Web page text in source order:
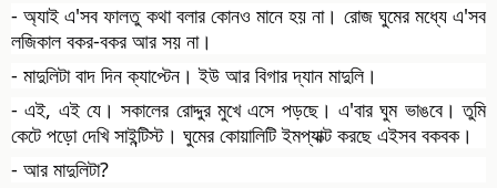
- অ্যাই এ'সব ফালতু কথা বলার কোনও মানে হয় না। রোজ ঘুমের মধ্যে এ'সব
লজিকাল বকর-বকর আর সয় না।
- মাদুলিটা বাদ দিন ক্যাপ্টেন। ইউ আর বিগার দ্যান মাদুলি।
- এই, এই যে। সকালের রোদ্দুর মুখে এসে পড়ছে। এ'বার ঘুম ভাঙবে। তুমি
কেটে পড়ো দেখি সাইন্টিস্ট। ঘুমের কোয়ালিটি ইমপ্যাক্ট করছে এইসব বকবক।
- আর মাদুলিটা?